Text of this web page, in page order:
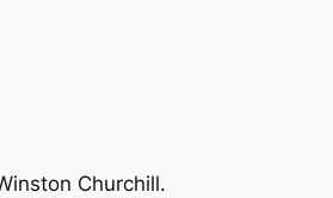
Churchill.